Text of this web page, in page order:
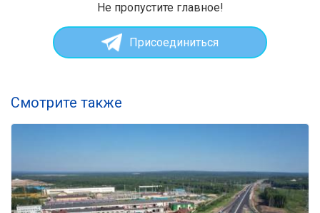
Не пропустите главное!
Присоединиться
Смотрите также